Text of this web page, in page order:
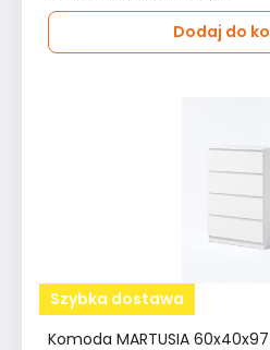
Dodaj do
Szybka dostawa
Komoda MARTUSIA